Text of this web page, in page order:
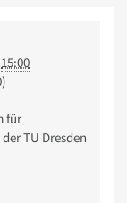
15:00
für
TU Dresden